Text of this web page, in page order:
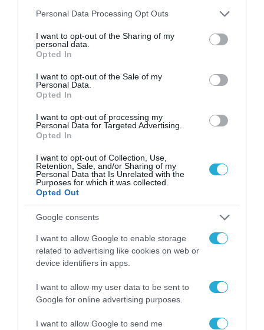
Please note that this website/app uses one or more Google
not limited to your visit or usage behaviour. You may click to
grant or deny consent to Google and its third-party tags to
use your data for below specified purposes in below Google
consent section.
Personal Data Processing Opt Outs
I want to opt-out of the Sharing of my
personal data.
Opted In
I want to opt-out of the Sale of my
Personal Data.
Opted In
I want to opt-out of processing my
Personal Data for Targeted Advertising.
Opted In
I want to opt-out of Collection, Use,
Retention, Sale, and/or Sharing of my
Personal Data that Is Unrelated with the
Purposes for which it was collected.
Opted Out
Google consents
I want to allow Google to enable storage
related to advertising like cookies on web or
device identifiers in apps.
I want to allow my user data to be sent to
Google for online advertising purposes.
I want to allow Google to send me
Αυτό είναιτο πραγματικό «στοίχημα»
που
χαμένο από χέρι.
ΕΞΥΠΝΕΣ ΚΑΜΕΡΕΣ